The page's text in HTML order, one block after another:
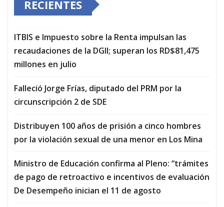
RECIENTES
ITBIS e Impuesto sobre la Renta impulsan las
recaudaciones de la DGII; superan los RD$81,475
millones en julio
Falleció Jorge Frías, diputado del PRM por la
circunscripción 2 de SDE
Distribuyen 100 años de prisión a cinco hombres
por la violación sexual de una menor en Los Mina
Ministro de Educación confirma al Pleno: “trámites
de pago de retroactivo e incentivos de evaluación
De Desempeño inician el 11 de agosto